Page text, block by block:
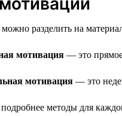
разделить на
мотивация — это
мотивация — это
методы для